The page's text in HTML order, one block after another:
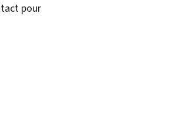
pour